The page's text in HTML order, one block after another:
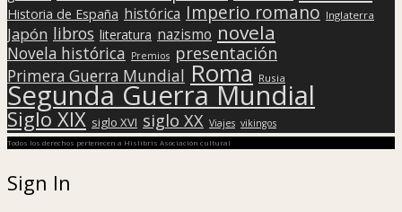
Historia de España histórica Imperio romano Inglaterra
Japón libros literatura nazismo novela
Novela histórica Premios presentación
Primera Guerra Mundial Roma Rusia
Segunda Guerra Mundial
Siglo XIX siglo XVI siglo XX Viajes vikingos
Todos los derechos pertenecen a Hislibris Asociación cultural
Sign In